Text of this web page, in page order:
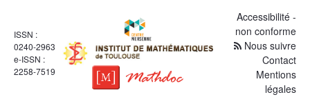
ISSN :
0240-2963
e-ISSN :
2258-7519
Accessibilité -
non conforme
Nous suivre
Contact
Mentions
légales